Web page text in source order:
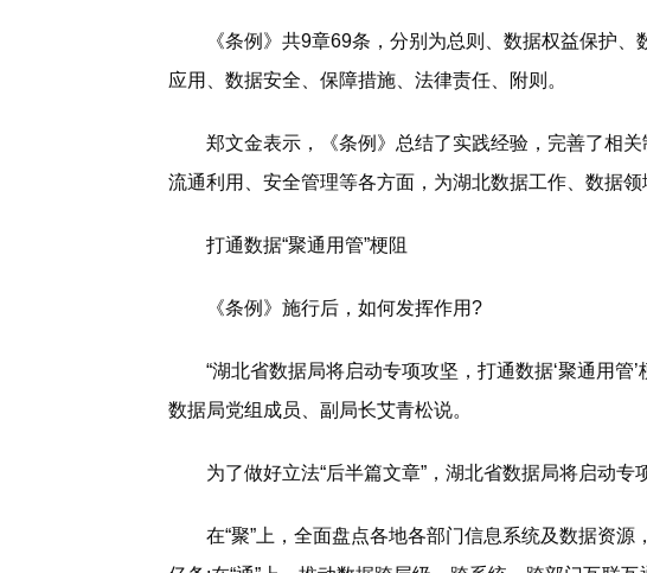
《条例》共9章69条，分别为总则、数据权益保护、
应用、数据安全、保障措施、法律责任、附则。
郑文金表示，《条例》总结了实践经验，完善了相关
流通利用、安全管理等各方面，为湖北数据工作、数据领
打通数据“聚通用管”梗阻
《条例》施行后，如何发挥作用?
“湖北省数据局将启动专项攻坚，打通数据‘聚通用管’
数据局党组成员、副局长艾青松说。
为了做好立法“后半篇文章”，湖北省数据局将启动
在“聚”上，全面盘点各地各部门信息系统及数据资源